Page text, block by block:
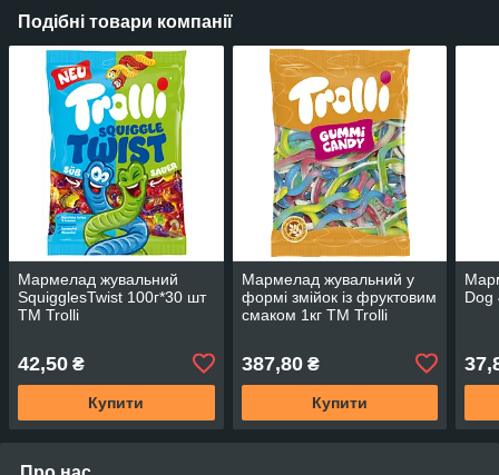
Подібні товари компанії
Мармелад жувальний
SquigglesTwist 100г*30 шт
ТМ Trolli
42,50 ₴
Купити
Мармелад жувальний у
формі змійок із фруктовим
смаком 1кг ТМ Trolli
387,80₴
Купити
Dog